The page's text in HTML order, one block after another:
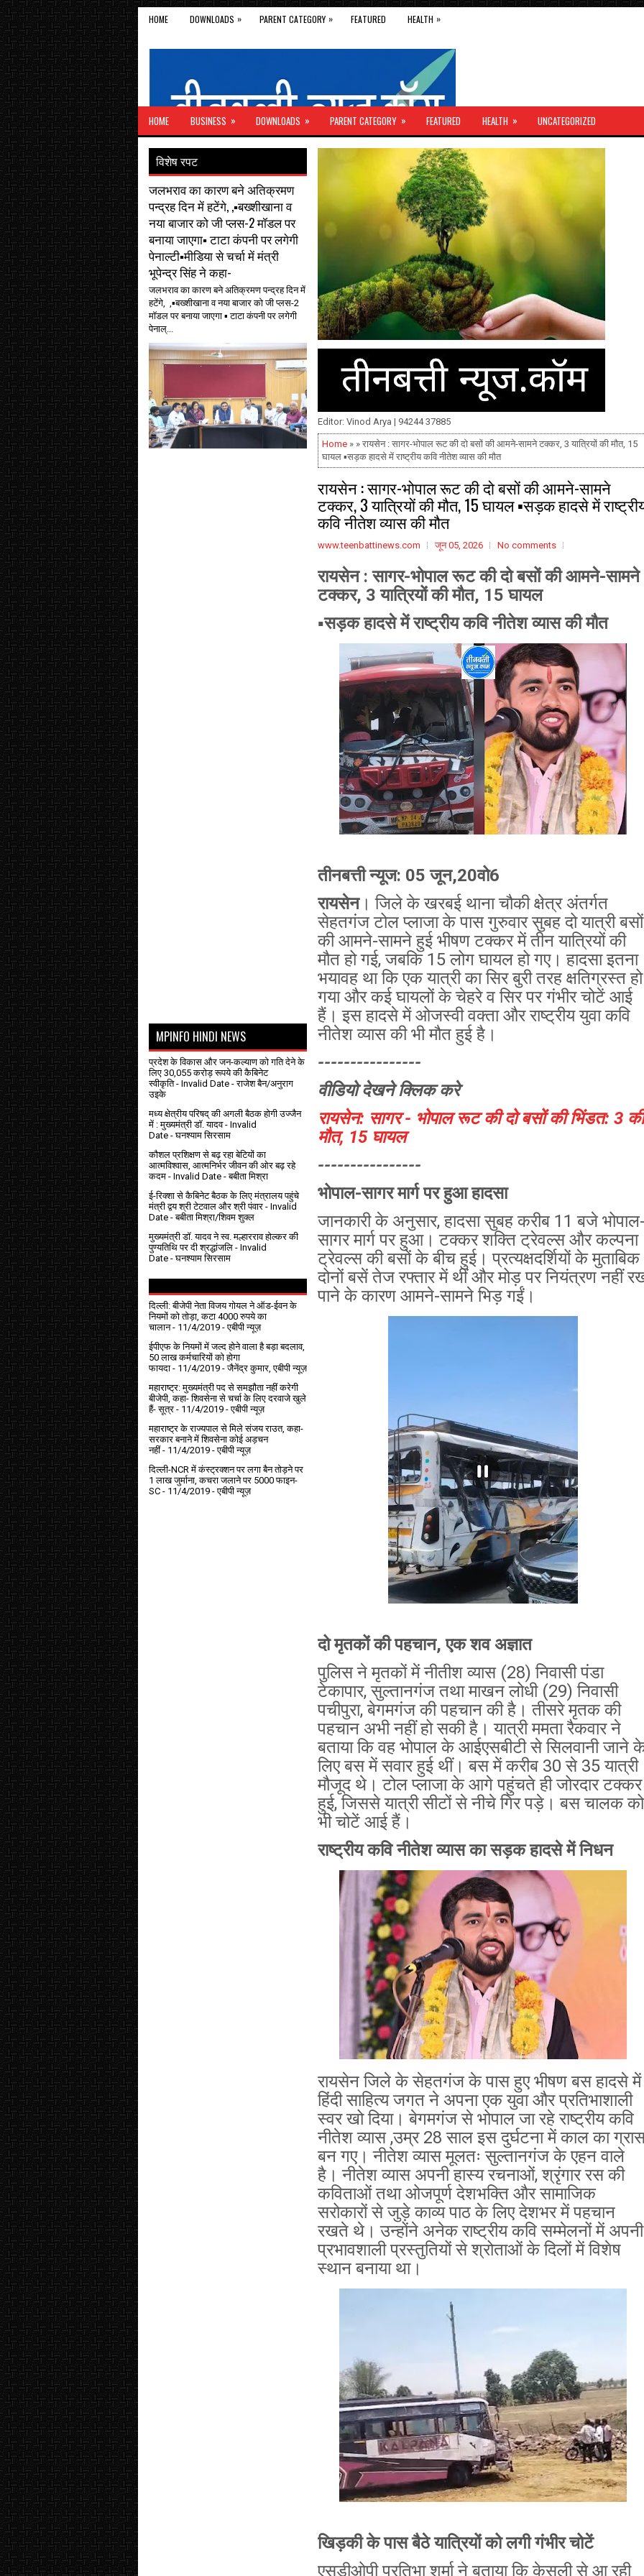
HOME DOWNLOADS » PARENT CATEGORY » FEATURED HEALTH »
HOME BUSINESS » DOWNLOADS » PARENT CATEGORY » FEATURED HEALTH » UNCATEGORIZED
Editor: Vinod Arya | 94244 37885
Home » » रायसेन : सागर-भोपाल रूट की दो बसों की आमने-सामने टक्कर, 3 यात्रियों की मौत, 15
घायल ▪️सड़क हादसे में राष्ट्रीय कवि नीतेश व्यास की मौत
रायसेन : सागर-भोपाल रूट की दो बसों की आमने-सामने
टक्कर, 3 यात्रियों की मौत, 15 घायल ▪️सड़क हादसे में
कवि नीतेश व्यास की मौत
www.teenbattinews.com जून 05, 2026 No comments
रायसेन : सागर-भोपाल रूट की दो बसों की आमने-सामने
टक्कर, 3 यात्रियों की मौत, 15 घायल
▪️सड़क हादसे में राष्ट्रीय कवि नीतेश व्यास की मौत
तीनबत्ती न्यूज: 05 जून,20वो6
रायसेन। जिले के खरबई थाना चौकी क्षेत्र अंतर्गत
सेहतगंज टोल प्लाजा के पास गुरुवार सुबह दो यात्री बसों
की आमने-सामने हुई भीषण टक्कर में तीन यात्रियों की
मौत हो गई, जबकि 15 लोग घायल हो गए। हादसा इतना
भयावह था कि एक यात्री का सिर बुरी तरह क्षतिग्रस्त हो
गया और कई घायलों के चेहरे व सिर पर गंभीर चोटें आई
हैं। इस हादसे में ओजस्वी वक्ता और राष्ट्रीय युवा कवि
नीतेश व्यास की भी मौत हुई है।
----------------
वीडियो देखने क्लिक करे
रायसेन: सागर - भोपाल रूट की दो बसों की भिंडत: 3 की
मौत, 15 घायल
----------------
भोपाल-सागर मार्ग पर हुआ हादसा
जानकारी के अनुसार, हादसा सुबह करीब 11 बजे
सागर मार्ग पर हुआ। टक्कर शक्ति ट्रेवल्स और कल्पना
ट्रेवल्स की बसों के बीच हुई। प्रत्यक्षदर्शियों के मुताबिक
दोनों बसें तेज रफ्तार में थीं और मोड़ पर नियंत्रण नहीं
पाने के कारण आमने-सामने भिड़ गईं।
दो मृतकों की पहचान, एक शव अज्ञात
पुलिस ने मृतकों में नीतीश व्यास (28) निवासी पंडा
टेकापार, सुल्तानगंज तथा माखन लोधी (29) निवासी
पचीपुरा, बेगमगंज की पहचान की है। तीसरे मृतक की
पहचान अभी नहीं हो सकी है। यात्री ममता रैकवार ने
बताया कि वह भोपाल के आईएसबीटी से सिलवानी जाने
लिए बस में सवार हुई थीं। बस में करीब 30 से 35 यात्री
मौजूद थे। टोल प्लाजा के आगे पहुंचते ही जोरदार टक्कर
हुई, जिससे यात्री सीटों से नीचे गिर पड़े। बस चालक को
भी चोटें आई हैं।
राष्ट्रीय कवि नीतेशव्यास का सड़क हादसे में निधन
रायसेन जिले के सेहतगंज के पास हुए भीषण बस हादसे में
हिंदी साहित्य जगत ने अपना एक युवा और प्रतिभाशाली
स्वर खो दिया। बेगमगंज से भोपाल जा रहे राष्ट्रीय कवि
नीतेश व्यास ,उम्र 28 साल इस दुर्घटना में काल का
बन गए। नीतेश व्यास मूलतः सुल्तानगंज के एहन वाले
है। नीतेश व्यास अपनी हास्य रचनाओं, श्रृंगार रस की
कविताओं तथा ओजपूर्ण देशभक्ति और सामाजिक
सरोकारों से जुड़े काव्य पाठ के लिए देशभर में पहचान
रखते थे। उन्होंने अनेक राष्ट्रीय कवि सम्मेलनों में अपनी
प्रभावशाली प्रस्तुतियों से श्रोताओं के दिलों में विशेष
स्थान बनाया था।
खिड़की के पास बैठे यात्रियों को लगी गंभीर चोटें
एसडीओपी प्रतिभा शर्मा ने बताया कि केसली से आ रही
विशेष रपट
जलभराव का कारण बने अतिक्रमण
पन्द्रह दिन में हटेंगे, ,▪️बख्शीखाना व
नया बाजार को जी प्लस-2 मॉडल पर
बनाया जाएगा▪️ टाटा कंपनी पर लगेगी
पेनाल्टी▪️मीडिया से चर्चा में मंत्री
भूपेन्द्र सिंह ने कहा-
जलभराव का कारण बने अतिक्रमण पन्द्रह दिन में
हटेंगे, ,▪️बख्शीखाना व नया बाजार को जी प्लस-2
मॉडल पर बनाया जाएगा ▪️ टाटा कंपनी पर लगेगी
पेनाल्...
MPINFO HINDI NEWS
प्रदेश के विकास और जन-कल्याण को गति देने के
लिए 30,055 करोड़ रूपये की कैबिनेट
स्वीकृति- Invalid Date - राजेश बैन/अनुराग
उइके
मध्य क्षेत्रीय परिषद् की अगली बैठक होगी उज्जैन
में : मुख्यमंत्री डॉ. यादव- Invalid
Date - घनश्याम सिरसाम
कौशल प्रशिक्षण से बढ़ रहा बेटियों का
आत्मविश्वास, आत्मनिर्भर जीवन की ओर बढ़ रहे
कदम - Invalid Date - बबीता मिश्रा
ई-रिक्शा से कैबिनेट बैठक के लिए मंत्रालय पहुंचे
मंत्री द्वय श्री टेटवाल और श्री पंवार - Invalid
Date - बबीता मिश्रा/शिवम शुक्ल
मुख्यमंत्री डॉ. यादव ने स्व. मल्हारराव होल्कर की
पुण्यतिथि पर दी श्रद्धांजलि - Invalid
Date - घनश्याम सिरसाम
दिल्ली: बीजेपी नेता विजय गोयल ने ऑड-ईवन के
नियमों को तोड़ा, कटा 4000 रुपये का
चालान- 11/4/2019 - एबीपी न्यूज़
ईपीएफ के नियमों में जल्द होने वाला है बड़ा बदलाव,
50 लाख कर्मचारियों को होगा
फायदा - 11/4/2019 - जैनेंद्र कुमार, एबीपी न्यूज़
महाराष्ट्र: मुख्यमंत्री पद से समझौता नहीं करेगी
बीजेपी, कहा- शिवसेना से चर्चा के लिए दरवाजे खुले
हैं- सूत्र - 11/4/2019 - एबीपी न्यूज़
महाराष्ट्र के राज्यपाल से मिले संजय राउत, कहा-
सरकार बनाने में शिवसेना कोई अड़चन
नहीं- 11/4/2019 - एबीपी न्यूज़
दिल्ली-NCR में कंस्ट्रक्शन पर लगा बैन तोड़ने पर
1 लाख जुर्माना, कचरा जलाने पर ₹5000 फाइन-
SC - 11/4/2019 - एबीपी न्यूज़